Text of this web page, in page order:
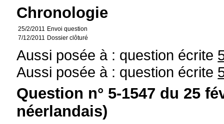
Chronologie
25/2/2011 Envoi question
7/12/2011 Dossier clôturé
Aussi posée à : question écrite
Aussi posée à : question écrite
Question n° 5-1547 du 25
néerlandais)